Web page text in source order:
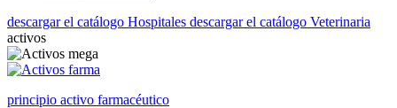
descargar el catálogo Hospitales descargar el catálogo Veterinaria
activos
principio activo farmacéutico